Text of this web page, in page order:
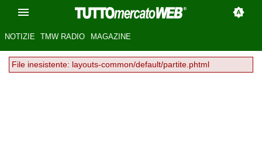
NOTIZIE TMW RADIO MAGAZINE
File inesistente: layouts-common/default/partite.phtml